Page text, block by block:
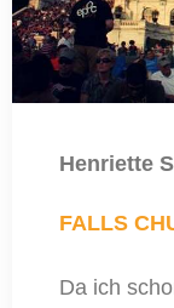
Henriette
FALLS
Da ich